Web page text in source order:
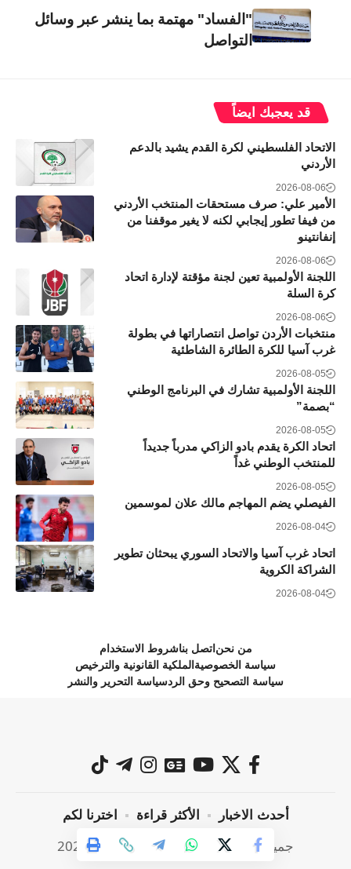
"الفساد" مهتمة بما ينشر عبر وسائل
التواصل
قد يعجبك ايضاً
الاتحاد الفلسطيني لكرة القدم يشيد بالدعم
الأردني
2026-08-06
الأمير علي: صرف مستحقات المنتخب الأردني
من فيفا تطور إيجابي لكنه لا يغير موقفنا من
إنفانتينو
2026-08-06
اللجنة الأولمبية تعين لجنة مؤقتة لإدارة اتحاد
كرة السلة
2026-08-06
منتخبات الأردن تواصل انتصاراتها في بطولة
غرب آسيا للكرة الطائرة الشاطئية
2026-08-05
اللجنة الأولمبية تشارك في البرنامج الوطني
“بصمة”
2026-08-05
اتحاد الكرة يقدم بادو الزاكي مدرباً جديداً
للمنتخب الوطني غداً
2026-08-05
الفيصلي يضم المهاجم مالك علان لموسمين
2026-08-04
اتحاد غرب آسيا والاتحاد السوري يبحثان تطوير
الشراكة الكروية
2026-08-04
من نحن اتصل بناشروط الاستخدام
سياسة الخصوصية الملكية القانونية والترخيص
سياسة التصحيح وحق الردسياسة التحرير والنشر
جميع الحقوق محفوظة @ صراحة نيوز 2024
أحدث الاخبار الأكثر قراءة اخترنا لكم